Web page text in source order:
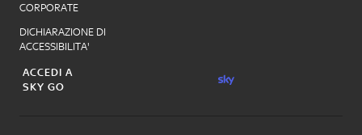
CORPORATE
DICHIARAZIONE DI
ACCESSIBILITA'
ACCEDI A
SKY GO